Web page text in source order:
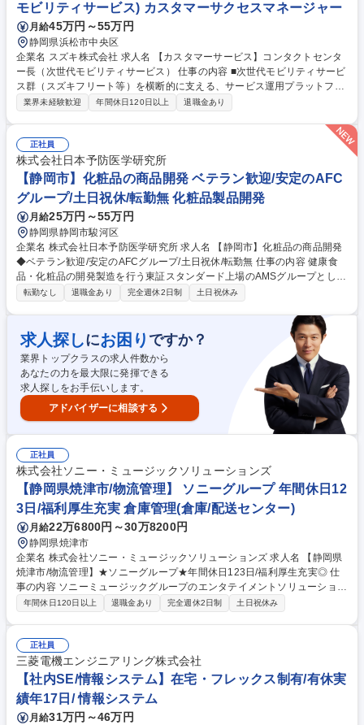
モビリティサービス) カスタマーサクセスマネージャー
月給45万円～55万円
静岡県浜松市中央区
企業名 スズキ株式会社 求人名 【カスタマーサービス】コンタクトセンタ
ー長（次世代モビリティサービス） 仕事の内容 ■次世代モビリティサービ
ス群（スズキフリート等）を横断的に支える、サービス運用プラットフォ
ームの組織統括および戦略策定を担っていただきます。単なる運用管理に
いて、顧客体験（CX）の最高責任者として、実績に繋がる仕組みづくり
と、働きやすい環境づくり双方に貢献できるバランスよいマネジメント業
務を求めます。 【詳細】■サービスプラットフォーム構築～安定運用、継
続的な品質改善に至るまで一連のプロセス管理■組織マネジメントと人材
育成■サービス基盤のガバナンス■顧客接点戦略の策定と統括■社内関連部
署（開発、経営層）との合意形成 募集職種 【カスタマーサービス】コン
タクトセンター長（次世代モビリティサービス）
業界未経験歓迎 年間休日120日以上 退職金あり
正社員
株式会社日本予防医学研究所
【静岡市】化粧品の商品開発 ベテラン歓迎/安定のAFC
グループ/土日祝休/転勤無 化粧品製品開発
月給25万円～55万円
静岡県静岡市駿河区
企業名 株式会社日本予防医学研究所 求人名 【静岡市】化粧品の商品開発
◆ベテラン歓迎/安定のAFCグループ/土日祝休/転勤無 仕事の内容 健康食
品・化粧品の開発製造を行う東証スタンダード上場のAMSグループとし
て、スキンケア・ヘアケアなど化粧品のOEM製品の商品開発をお任せしま
よび剤型の選定、処方設計、評価、改善提案 ■営業担当との打ち合わせや
顧客訪問への技術的なご提案・プレゼンテーション ■量産スケールアップ
の検討と工場との技術調整 ■医薬部外品の申請書類作成（処方、安定性、
安全性） ■成分表示作成・薬機法チェック 募集職種 【静岡市】化粧品の
商品開発◆ベテラン歓迎/安定のAFCグループ/土日祝休/転勤無
転勤なし 退職金あり 完全週休2日制 土日祝休み
求人探しにお困り ですか？
業界トップクラスの求人件数から
あなたの力を最大限に発揮できる
求人探しをお手伝いします。
アドバイザーに相談する
正社員
株式会社ソニー・ミュージックソリューションズ
【静岡県焼津市/物流管理】 ソニーグループ 年間休日12
3日/福利厚生充実 倉庫管理(倉庫/配送センター)
月給22万6800円～30万8200円
静岡県焼津市
企業名 株式会社ソニー・ミュージックソリューションズ 求人名 【静岡県
焼津市/物流管理】★ソニーグループ★年間休日123日/福利厚生充実◎ 仕
事の内容 ソニーミュージックグループのエンタテイメントソリューション
事業を担う当社にて、物流管理業務をお任せ致します。 （業務）変更の範
の窓口対応・出荷調整■出荷作業の改善活動業務 【入社後の流れ】配属後
は専属の教育担当がつき、お持ちのスキルに合わせてできることから少し
ずつお任せしていきます。出荷トラブルや作業の遅れなどの問題が起きた
時には、全社で協力しながら解決に向かって動いていきます。 募集職種
【静岡県焼津市/物流管理】★ソニーグループ★年間休日123日/福利厚生充
実◎
年間休日120日以上 退職金あり 完全週休2日制 土日祝休み
正社員
三菱電機エンジニアリング株式会社
【社内SE/情報システム】在宅・フレックス制有/有休実
績年17日/ 情報システム
月給31万円～46万円